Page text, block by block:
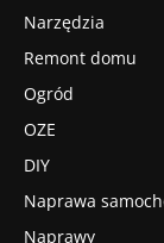
Narzędzia
Remont domu
Ogród
OZE
DIY
Naprawa
Naprawy